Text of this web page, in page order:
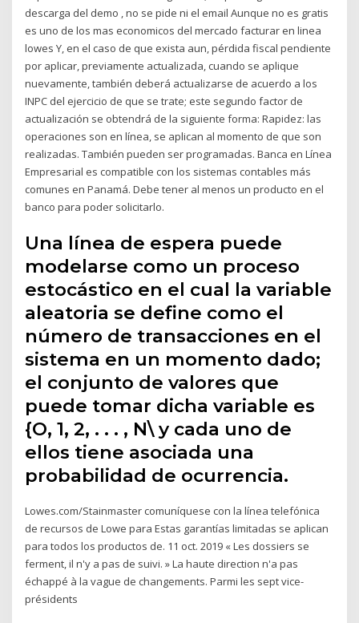
descarga del demo , no se pide ni el email Aunque no es gratis
es uno de los mas economicos del mercado facturar en linea
lowes Y, en el caso de que exista aun, pérdida fiscal pendiente
por aplicar, previamente actualizada, cuando se aplique
nuevamente, también deberá actualizarse de acuerdo a los
INPC del ejercicio de que se trate; este segundo factor de
actualización se obtendrá de la siguiente forma: Rapidez: las
operaciones son en línea, se aplican al momento de que son
realizadas. También pueden ser programadas. Banca en Línea
Empresarial es compatible con los sistemas contables más
comunes en Panamá. Debe tener al menos un producto en el
banco para poder solicitarlo.
Una línea de espera puede
modelarse como un proceso
estocástico en el cual la variable
aleatoria se define como el
número de transacciones en el
sistema en un momento dado;
el conjunto de valores que
puede tomar dicha variable es
{O, 1, 2, . . . , N\ y cada uno de
ellos tiene asociada una
probabilidad de ocurrencia.
Lowes.com/Stainmaster comuníquese con la línea telefónica
de recursos de Lowe para Estas garantías limitadas se aplican
para todos los productos de. 11 oct. 2019 « Les dossiers se
ferment, il n'y a pas de suivi. » La haute direction n'a pas
échappé à la vague de changements. Parmi les sept vice-
présidents